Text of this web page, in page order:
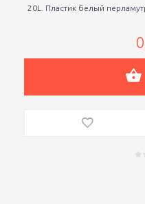
20L. Пластик белый